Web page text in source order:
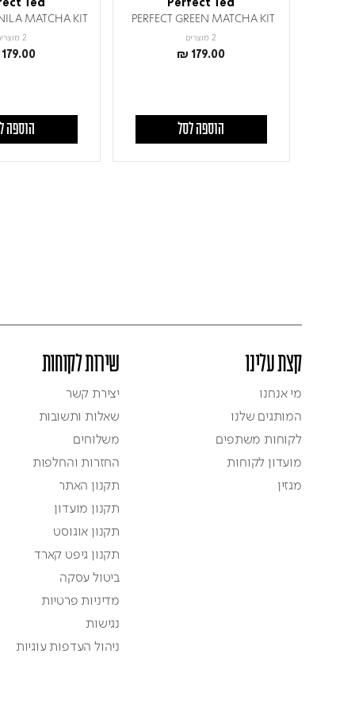
Perfect Ted
PERFECT GREEN MATCHA KIT
2 מוצרים
₪ 179.00
הוספה לסל
Ted
MATCHA KIT
2 מוצרים
הוספה
קצת עלינו
מי אנחנו
המותגים שלנו
לקוחות משתפים
מועדון לקוחות
מגזין
שירות לקוחות
יצירת קשר
שאלות ותשובות
משלוחים
החזרות והחלפות
תקנון האתר
תקנון מועדון
תקנון אוגוסט
תקנון גיפט קארד
ביטול עסקה
מדיניות פרטיות
נגישות
ניהול העדפות עוגיות